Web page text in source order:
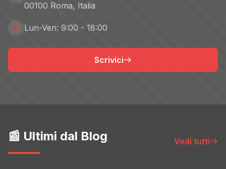
00100 Roma, Italia
Lun-Ven: 9:00 - 18:00
Scrivici
📰 Ultimi dal Blog Vedi tutti